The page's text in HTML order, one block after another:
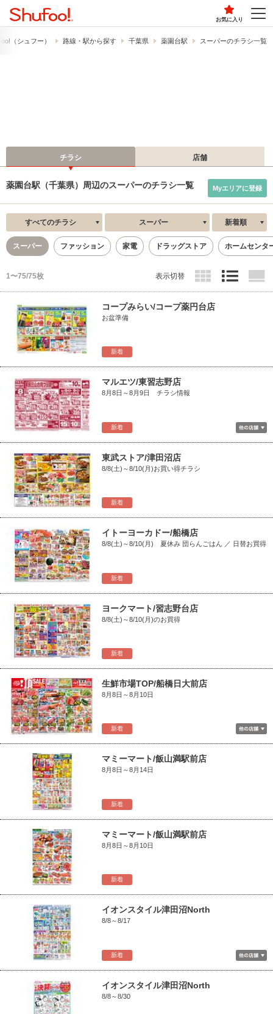
お気に入り
（シュフー） 路線・駅から探す 千葉県 薬園台駅 スーパーのチラシ一覧
チラシ 店舗
薬園台駅（千葉県）周辺のスーパーのチラシ一覧 Myエリアに登録
すべてのチラシ スーパー 新着順
スーパー ファッション 家電 ドラッグストア ホームセンタ
1〜75/75枚 表示切替
新着
コープみらい/コープ薬円台店
お盆準備
新着
マルエツ/東習志野店
8月8日～8月9日 チラシ情報
新着
東武ストア/津田沼店
8/8(土)～8/10(月)お買い得チラシ
新着
イトーヨーカドー/船橋店
8/8(土)～8/10(月) 夏休み 団らんごはん ／ 日替お買得
新着
ヨークマート/習志野台店
8/8(土)～8/10(月)のお買得
新着
生鮮市場TOP/船橋日大前店
8月8日～8月10日
新着
マミーマート/飯山満駅前店
8月8日～8月14日
新着
マミーマート/飯山満駅前店
8月8日～8月10日
新着
イオンスタイル津田沼North
8/8～8/17
イオンスタイル津田沼North
8/8～8/30